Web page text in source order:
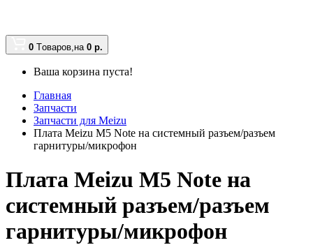
0 Tоваров,на 0 р.
Ваша корзина пуста!
Главная
Запчасти
Запчасти для Meizu
Плата Meizu M5 Note на системный разъем/разъем
гарнитуры/микрофон
Плата Meizu M5 Note на
системный разъем/разъем
гарнитуры/микрофон